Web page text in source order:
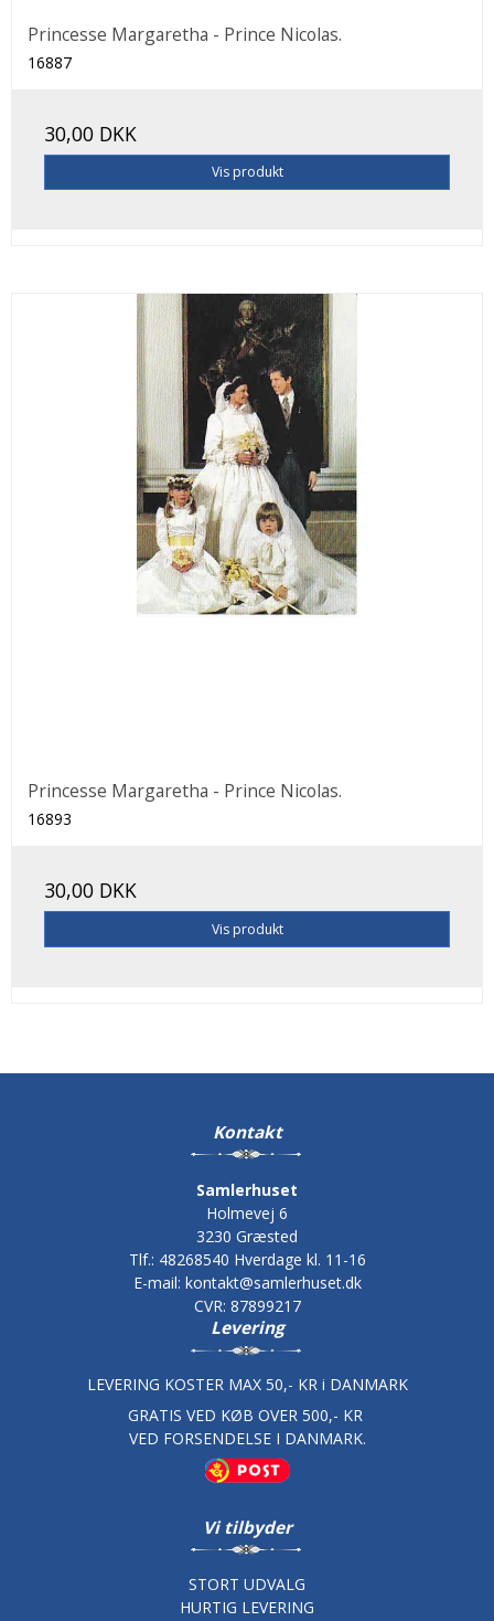
Princesse Margaretha - Prince Nicolas.
16887
30,00 DKK
Vis produkt
Princesse Margaretha - Prince Nicolas.
16893
30,00 DKK
Vis produkt
Kontakt
Samlerhuset
Holmevej 6
3230 Græsted
Tlf.: 48268540 Hverdage kl. 11-16
E-mail: kontakt@samlerhuset.dk
CVR: 87899217
Levering
LEVERING KOSTER MAX 50,- KR i DANMARK
GRATIS VED KØB OVER 500,- KR
VED FORSENDELSE I DANMARK.
Vi tilbyder
STORT UDVALG
HURTIG LEVERING